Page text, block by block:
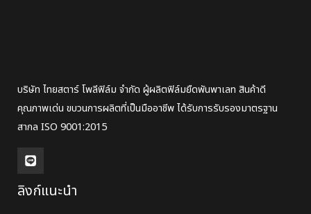
บริษัท ไทยสตาร์ โพลีฟิล์ม จำกัด ผู้ผลิตฟิล์มยืดพันพาเลท สินค้าดี
คุณภาพเด่น ขบวนการผลิตที่เป็นมืออาชีพ ได้รับการรับรองมาตรฐาน
สากล ISO 9001:2015
ลิงก์แนะนำ